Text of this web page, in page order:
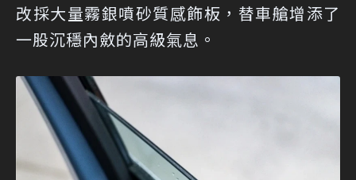
改採大量霧銀噴砂質感飾板，替車艙增添了
一股沉穩內斂的高級氣息。